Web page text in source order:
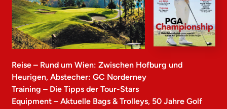
Reise – Rund um Wien: Zwischen Hofburg und
Heurigen, Abstecher: GC Norderney
Training – Die Tipps der Tour-Stars
Equipment – Aktuelle Bags & Trolleys, 50 Jahre Golf